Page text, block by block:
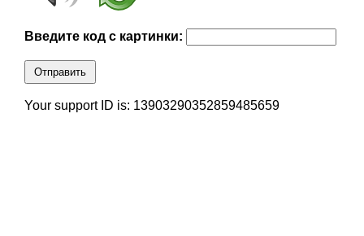
Введите код с картинки:
Отправить
Your support ID is: 13903290352859485659